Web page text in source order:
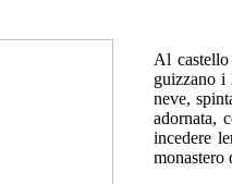
Al
guizzano i
neve,
adornata,
incedere
monastero